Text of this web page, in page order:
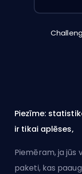
Piezīme:
ir tikai aplēses,
Piemēram, ja
paketi, kas